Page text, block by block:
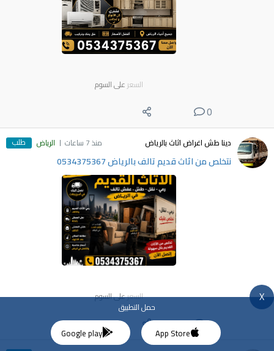
السعر على السوم
0
دينا طش اغراض اثاث بالرياض منذ 7 ساعات الرياض طلب
نتخلص من اثاث قديم تالف بالرياض 0534375367
السعرعلى السوم
0
X
حمل التطبيق
App Store
Google play